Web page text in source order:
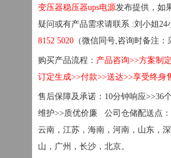
变压器稳压器ups电源发布提供，如
疑问或有产品需求请联系 :刘小姐24
8152 5020 （微信同号 ,咨询时备注：
购买产品流程： 产品咨询>>方案制
订定生成>>付款>>送达>>享受终身
售后保障及承诺： 10分钟响应>>36
维护>>质优价廉 公司仓储配送点：
云南，江苏，海南，河南，山东，
山，广州，长沙，北京。